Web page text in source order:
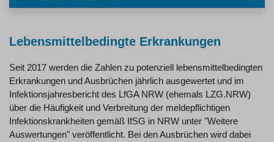
Lebensmittelbedingte Erkrankungen
Seit 2017 werden die Zahlen zu potenziell lebensmittelbedingten
Erkrankungen und Ausbrüchen jährlich ausgewertet und im
Infektionsjahresbericht des LfGA NRW (ehemals LZG.NRW)
über die Häufigkeit und Verbreitung der meldepflichtigen
Infektionskrankheiten gemäß IfSG in NRW unter "Weitere
Auswertungen" veröffentlicht. Bei den Ausbrüchen wird dabei